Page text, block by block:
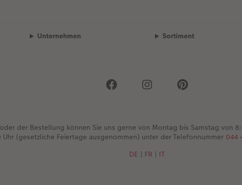
Unternehmen Sortiment
der Bestellung können Sie uns gerne von Montag bis Samstag von
(gesetzliche Feiertage ausgenommen) unter der Telefonnummer 044
DE | FR | IT